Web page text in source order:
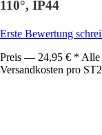
110°, IP44
Erste Bewertung
Preis — 24,95 € * Alle
Versandkosten pro ST